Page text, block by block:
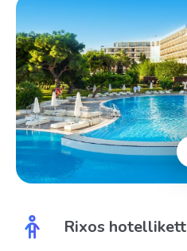
Rixos hotellikett